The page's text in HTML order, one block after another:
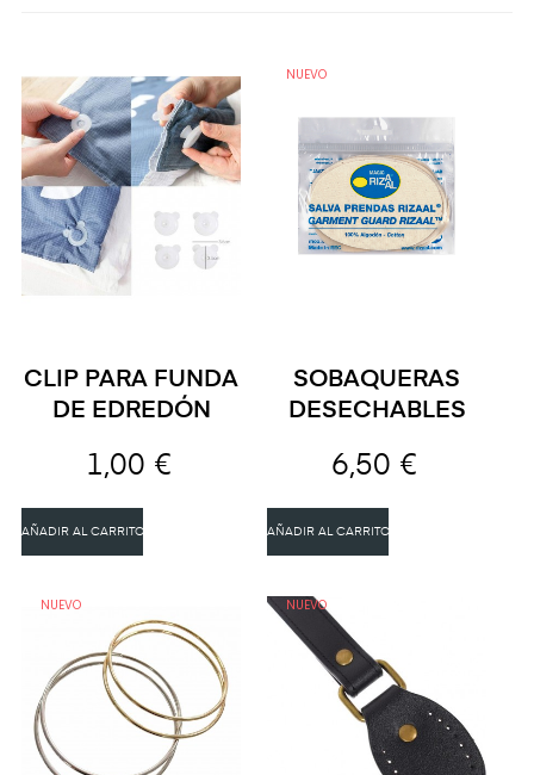
CLIP PARA FUNDA
DE EDREDÓN
1,00 €
AÑADIR AL CARRITO
NUEVO
SOBAQUERAS
DESECHABLES
6,50 €
AÑADIR AL CARRITO
NUEVO NUEVO